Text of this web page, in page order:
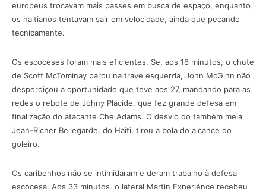
europeus trocavam mais passes em busca de espaço, enquanto
os haitianos tentavam sair em velocidade, ainda que pecando
tecnicamente.
Os escoceses foram mais eficientes. Se, aos 16 minutos, o chute
de Scott McTominay parou na trave esquerda, John McGinn não
desperdiçou a oportunidade que teve aos 27, mandando para as
redes o rebote de Johny Placide, que fez grande defesa em
finalização do atacante Che Adams. O desvio do também meia
Jean-Ricner Bellegarde, do Haiti, tirou a bola do alcance do
goleiro.
Os caribenhos não se intimidaram e deram trabalho à defesa
escocesa. Aos 33 minutos, o lateral Martin Experiénce recebeu